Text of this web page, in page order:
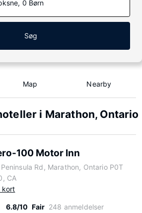
0 Børn
Søg
Map Nearby
i Marathon, Ontario
100 Motor Inn
Rd, Marathon, Ontario P0T
CA
kort
6.8/10 Fair 248 anmeldelser